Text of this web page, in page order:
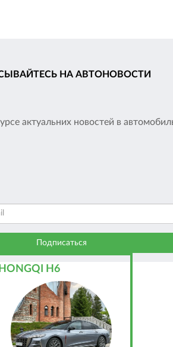
НА АВТОНОВОСТИ
актуальних новостей в
HONGQI H6